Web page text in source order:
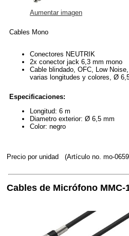
Aumentar imagen
Cables Mono
Conectores NEUTRIK
2x conector jack 6,3 mm mono
Cable blindado, OFC, Low
varias longitudes y colores, Ø
Especificaciones:
Longitud: 6 m
Diametro exterior: Ø 6,5 mm
Color: negro
Precio por unidad (Artículo no. mo-
Cables de Micrófono MMC-